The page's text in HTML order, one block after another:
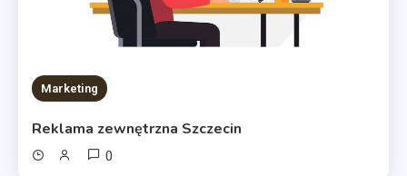
Marketing
Reklama zewnętrzna Szczecin
0